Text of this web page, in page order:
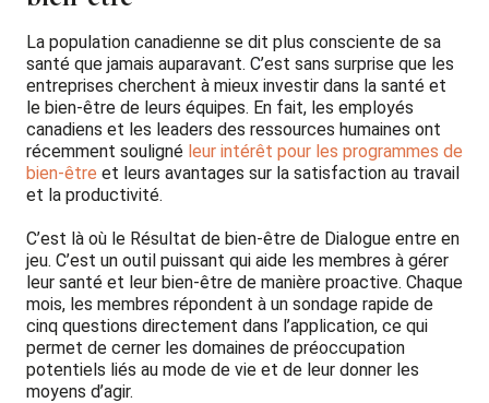
La population canadienne se dit plus consciente de sa
santé que jamais auparavant. C’est sans surprise que les
entreprises cherchent à mieux investir dans la santé et
le bien-être de leurs équipes. En fait, les employés
canadiens et les leaders des ressources humaines ont
récemment souligné leur intérêt pour les programmes de
bien-être et leurs avantages sur la satisfaction au travail
et la productivité.
C’est là où le Résultat de bien-être de Dialogue entre en
jeu. C’est un outil puissant qui aide les membres à gérer
leur santé et leur bien-être de manière proactive. Chaque
mois, les membres répondent à un sondage rapide de
cinq questions directement dans l’application, ce qui
permet de cerner les domaines de préoccupation
potentiels liés au mode de vie et de leur donner les
moyens d’agir.